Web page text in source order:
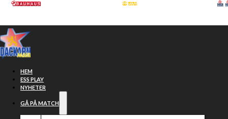
Hoppa till huvudinnehåll
HEM
ESS PLAY
NYHETER
GÅ PÅ MATCH